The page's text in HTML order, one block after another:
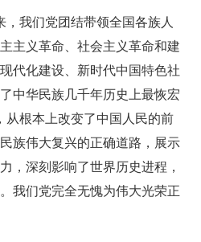
，我们党团结带领全国各族人
主义革命、社会主义革命和建
代化建设、新时代中国特色社
中华民族几千年历史上最恢宏
从根本上改变了中国人民的前
族伟大复兴的正确道路，展示
，深刻影响了世界历史进程，
我们党完全无愧为伟大光荣正